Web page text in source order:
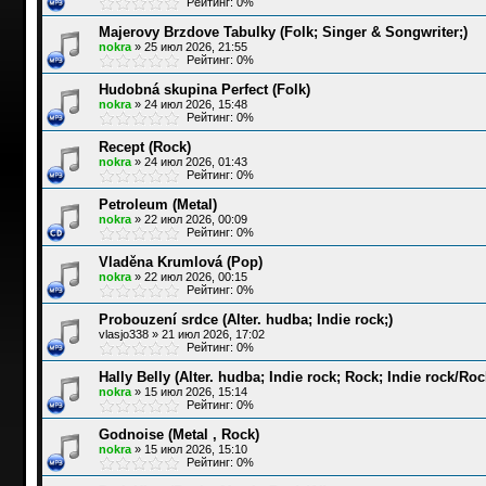
Majerovy Brzdove Tabulky (Folk; Singer & Songwriter;)
nokra» 25 июл 2026, 21:55
Рейтинг: 0%
Hudobná skupina Perfect (Folk)
nokra» 24 июл 2026, 15:48
Рейтинг: 0%
Recept (Rock)
nokra» 24 июл 2026, 01:43
Рейтинг: 0%
Petroleum (Metal)
nokra» 22 июл 2026, 00:09
Рейтинг: 0%
Vladěna Krumlová (Pop)
nokra» 22 июл 2026, 00:15
Рейтинг: 0%
Probouzení srdce (Alter. hudba; Indie rock;)
vlasjo338» 21 июл 2026, 17:02
Рейтинг: 0%
Hally Belly (Alter. hudba; Indie rock; Rock; Indie rock/
nokra» 15 июл 2026, 15:14
Рейтинг: 0%
Godnoise (Metal , Rock)
nokra» 15 июл 2026, 15:10
Рейтинг: 0%